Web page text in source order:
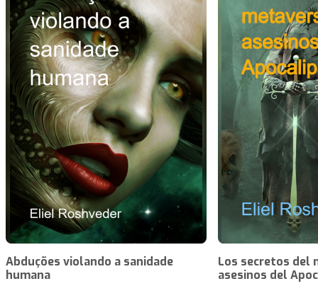
Abduções violando a sanidade
humana
Los secretos del
asesinos del